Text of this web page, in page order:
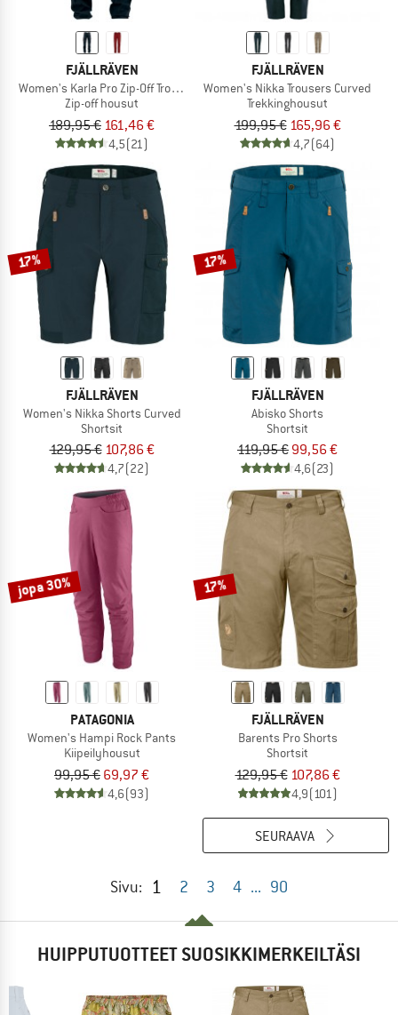
FJÄLLRÄVEN
Women's Karla Pro Zip-Off Trousers
Zip-off housut
189,95 € 161,46 €
4,5(21)
FJÄLLRÄVEN
Women's Nikka Trousers Curved
Trekkinghousut
199,95 € 165,96 €
4,7(64)
17%
FJÄLLRÄVEN
Women's Nikka Shorts Curved
Shortsit
129,95 € 107,86 €
4,7(22)
17%
FJÄLLRÄVEN
Abisko Shorts
Shortsit
119,95 € 99,56 €
4,6(23)
jopa 30%
PATAGONIA
Women's Hampi Rock Pants
Kiipeilyhousut
99,95 € 69,97 €
4,6(93)
17%
FJÄLLRÄVEN
Barents Pro Shorts
Shortsit
129,95 € 107,86 €
4,9(101)
Sivu: 1 2 3 4 ... 90
SEURAAVA
HUIPPUTUOTTEET SUOSIKKIMERKEILTÄSI